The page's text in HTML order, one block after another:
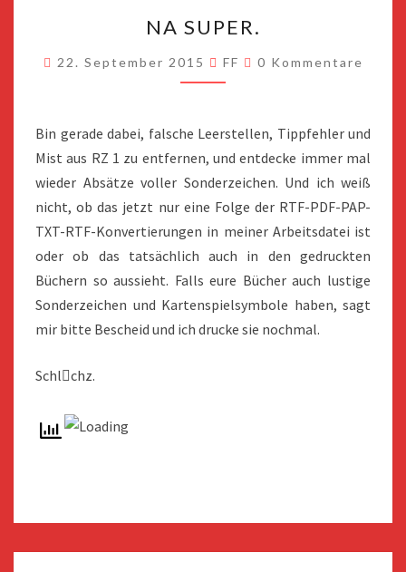
SUPER.
NA SUPER.
22. September 2015 FF Kommentare
0 Kommentare
Bin gerade dabei, falsche Leerstellen, Tippfehler und
Mist aus RZ 1 zu entfernen, und entdecke immer mal
wieder Absätze voller Sonderzeichen. Und ich weiß
nicht, ob das jetzt nur eine Folge der RTF-PDF-PAP-
TXT-RTF-Konvertierungen in meiner Arbeitsdatei ist
oder ob das tatsächlich auch in den gedruckten
Büchern so aussieht. Falls eure Bücher auch lustige
Sonderzeichen und Kartenspielsymbole haben, sagt
mir bitte Bescheid und ich drucke sie nochmal.
Schlchz.